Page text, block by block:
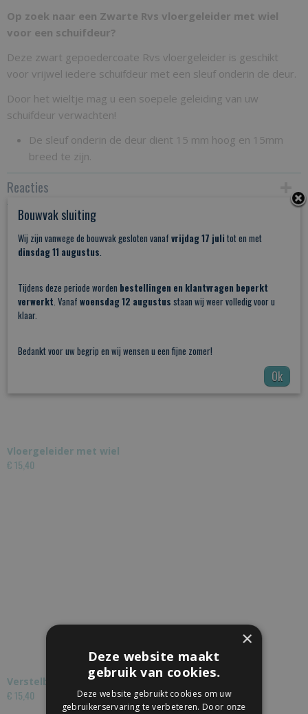
Bruto gewicht
0,10 Kg
Op zoek naar een Zwarte Rvs vloergeleider met wiel
voor een schuifdeur?
Deze zwart gepoedercoate Rvs vloergeleider is geschikt
voor vrijwel iedere schuifdeur met een sleuf onderin de deur.
Door het wieltje mag u een soepele geleiding van uw
schuifdeur verwachten!
De sleuf onderin de deur dient 15 mm hoog en 15mm
breed te zijn.
Reacties
Save
Vloergeleider met wiel
€ 15,40
Verstelbare Vloergeleider met dubbel wiel
€ 15,40
Bouwvak sluiting
Wij zijn vanwege de bouwvak gesloten vanaf vrijdag 17 juli tot en met
dinsdag 11 augustus.
Tijdens deze periode worden bestellingen en klantvragen beperkt
verwerkt. Vanaf woensdag 12 augustus staan wij weer volledig voor u
klaar.
Bedankt voor uw begrip en wij wensen u een fijne zomer!
Ok
×
Deze website maakt
gebruik van cookies.
Deze website gebruikt cookies om uw
gebruikerservaring te verbeteren. Door onze